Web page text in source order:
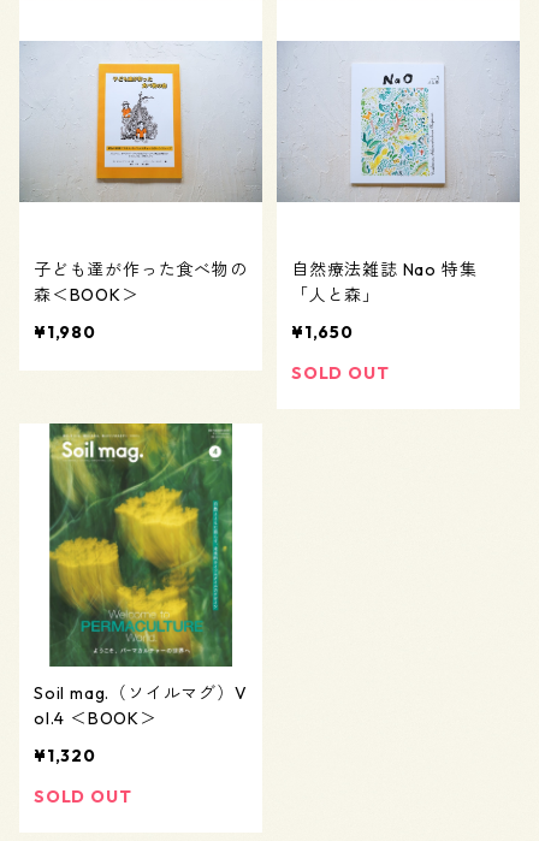
子ども達が作った食べ物の
森＜BOOK＞
¥1,980
自然療法雑誌 Nao 特集
「人と森」
¥1,650
SOLD OUT
Soil mag.（ソイルマグ）V
ol.4 ＜BOOK＞
¥1,320
SOLD OUT